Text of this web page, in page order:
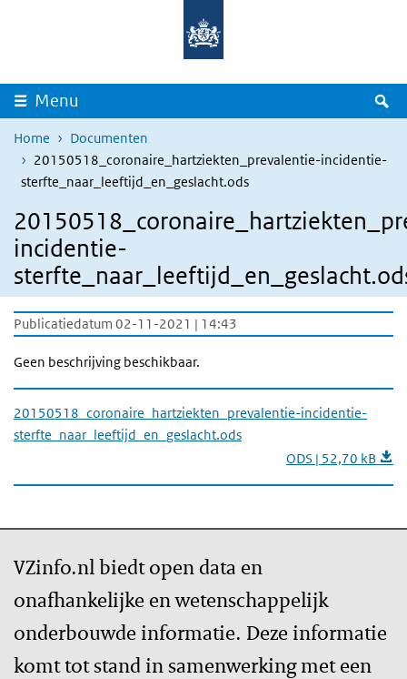
Overslaan en naar de inhoud gaan
Menu
Home
Documenten
20150518_coronaire_hartziekten_prevalentie-incidentie-
sterfte_naar_leeftijd_en_geslacht.ods
incidentie-
Publicatiedatum 02-11-2021 | 14:43
Geen beschrijving beschikbaar.
20150518_coronaire_hartziekten_prevalentie-incidentie-
sterfte_naar_leeftijd_en_geslacht.ods
ODS | 52,70 kB
VZinfo.nl biedt open data en
onafhankelijke en wetenschappelijk
onderbouwde informatie. Deze informatie
komt tot stand in samenwerking met een